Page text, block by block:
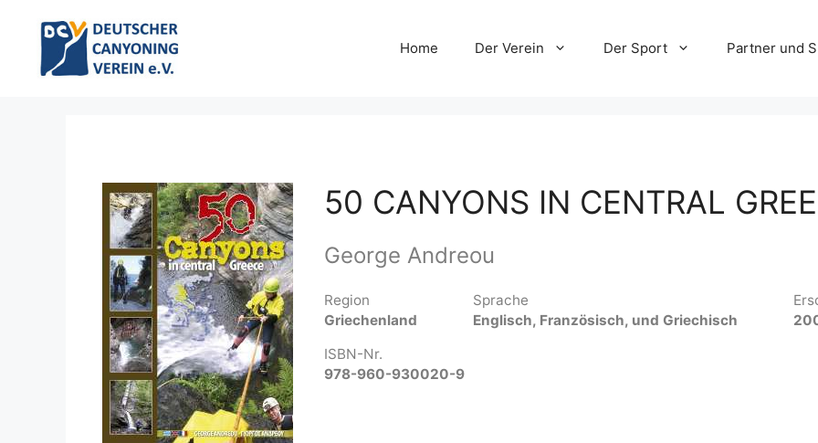
springen
Home Der Verein Der Sport Partner und
50 CANYONS IN CENTRAL
George Andreou
Region
Griechenland
Sprache
Englisch, Französisch, und Griechisch
ISBN-Nr.
978-960-930020-9